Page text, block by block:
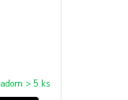
> 5 ks